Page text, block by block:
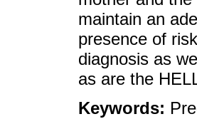
maintain an
presence of
diagnosis as
as are the
Keywords: